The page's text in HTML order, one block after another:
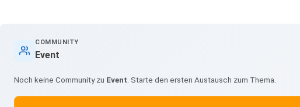
COMMUNITY
Event
Noch keine Community zu Event . Starte den ersten Austausch zum Thema.